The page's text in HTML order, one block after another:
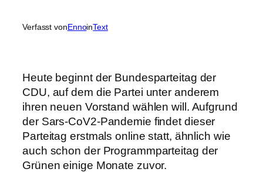
Verfasst vonEnnoinText
Heute beginnt der Bundesparteitag der
CDU, auf dem die Partei unter anderem
ihren neuen Vorstand wählen will. Aufgrund
der Sars-CoV2-Pandemie findet dieser
Parteitag erstmals online statt, ähnlich wie
auch schon der Programmparteitag der
Grünen einige Monate zuvor.